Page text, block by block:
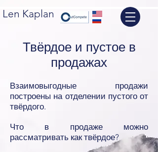
Len Kaplan
Твёрдое и пустое в
продажах
Взаимовыгодные продажи
построены на отделении пустого от
твёрдого.
Что в продаже можно
рассматривать как твёрдое?